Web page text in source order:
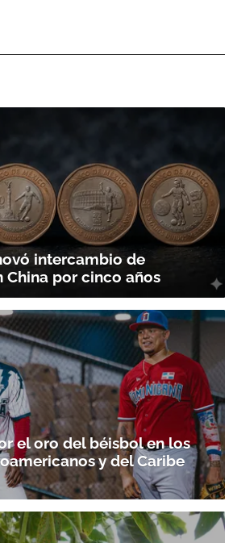
suscribirte a nuestro boletín.
ACEPTAR
intercambio de
China por cinco años
el oro del béisbol en los
y del Caribe